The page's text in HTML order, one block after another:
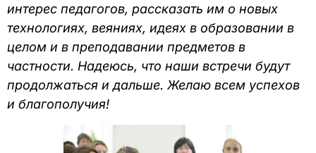
интерес педагогов, рассказать им о новых
технологиях, веяниях, идеях в образовании в
целом и в преподавании предметов в
частности. Надеюсь, что наши встречи будут
продолжаться и дальше. Желаю всем успехов
и благополучия!